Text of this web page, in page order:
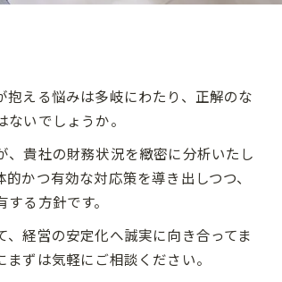
える悩みは多岐にわたり、正解のな
いでしょうか。
貴社の財務状況を緻密に分析いたし
かつ有効な対応策を導き出しつつ、
る方針です。
経営の安定化へ誠実に向き合ってま
ずは気軽にご相談ください。